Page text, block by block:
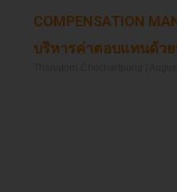
COMPENSATION
บริหารค่าตอบแทนด้วย